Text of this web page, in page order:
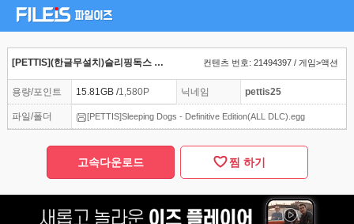
[PETTIS](한글무설치)슬리핑독스 모든확장팩 디피니티브 에디션 ALL DLC 홍콩 GTA 자유도 액션 rpg 오픈월드 컨텐츠 번호: 21494397 / 게임>액션
용량/포인트 15.81GB /1,580P 닉네임 pettis25
파일/폴더 [PETTIS]Sleeping Dogs - Definitive Edition(ALL DLC).egg
고속다운로드 찜 하기